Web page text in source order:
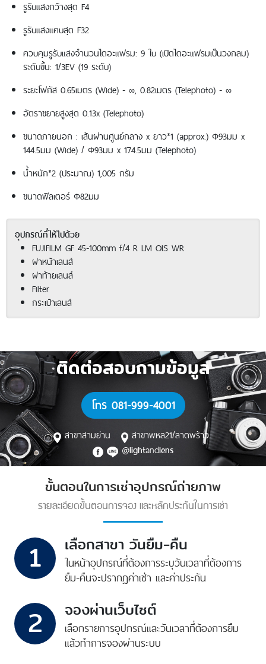
รูรับแสงกว้างสุด F4
รูรับแสงแคบสุด F32
ควบคุมรูรับแสงจำนวนไดอะแฟรม: 9 ใบ (เปิดไดอะแฟรมเป็นวงกลม)
ระดับขั้น: 1/3EV (19 ระดับ)
ระยะโฟกัส 0.65เมตร (Wide) - ∞, 0.82เมตร (Telephoto) - ∞
อัตราขยายสูงสุด 0.13x (Telephoto)
ขนาดภายนอก : เส้นผ่านศูนย์กลาง x ยาว*1 (approx.) Φ93มม x
144.5มม (Wide) / Φ93มม x 174.5มม (Telephoto)
น้ำหนัก*2 (ประมาณ) 1,005 กรัม
ขนาดฟิลเตอร์ Φ82มม
อุปกรณ์ที่ให้ไปด้วย
FUJIFILM GF 45-100mm f/4 R LM OIS WR
ฝาหน้าเลนส์
ฝาท้ายเลนส์
Filter
กระเป๋าเลนส์
ติดต่อสอบถามข้อมูล
โทร 081-999-4001
สาขาสามย่าน
สาขาพหล21/ลาดพร้าว
@lightandlens
ขั้นตอนในการเช่าอุปกรณ์ถ่ายภาพ
รายละเอียดขั้นตอนการจอง และหลักประกันในการเช่า
1 เลือกสาขา วันยืม-คืน
ในหน้าอุปกรณ์ที่ต้องการระบุวันเวลาที่ต้องการ
ยืม-คืนจะปรากฎค่าเช่า และค่าประกัน
2 จองผ่านเว็บไซต์
เลือกรายการอุปกรณ์และวันเวลาที่ต้องการยืม
แล้วทำการจองผ่านระบบ